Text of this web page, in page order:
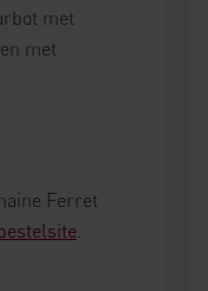
met
met
Ferret